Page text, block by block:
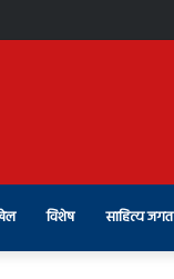
विशेष साहित्य जगत